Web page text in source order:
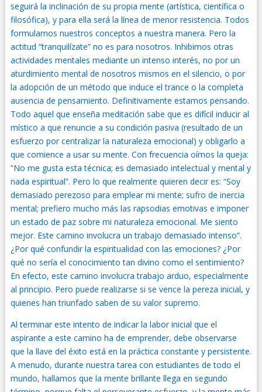
seguirá la inclinación de su propia mente (artística, científica o
filosófica), y para ella será la línea de menor resistencia. Todos
formulamos nuestros conceptos a nuestra manera. Pero la
actitud “tranquilízate” no es para nosotros. Inhibimos otras
actividades mentales mediante un intenso interés, no por un
aturdimiento mental de nosotros mismos en el silencio, o por
la adopción de un método que induce el trance o la completa
ausencia de pensamiento. Definitivamente estamos pensando.
Todo aquel que enseña meditación sabe que es difícil inducir al
místico a que renuncie a su condición pasiva (resultado de un
esfuerzo por centralizar la naturaleza emocional) y obligarlo a
que comience a usar su mente. Con frecuencia oímos la queja:
“No me gusta esta técnica; es demasiado intelectual y mental y
nada espiritual”. Pero lo que realmente quieren decir es: “Soy
demasiado perezoso para emplear mi mente; sufro de inercia
mental; prefiero mucho más las rapsodias emotivas e imponer
un estado de paz sobre mi naturaleza emocional. Me siento
mejor. Este camino involucra un trabajo demasiado intenso”.
¿Por qué confundir la espiritualidad con las emociones? ¿Por
qué no sería el conocimiento tan divino como el sentimiento?
En efecto, este camino involucra trabajo arduo, especialmente
al principio. Pero puede realizarse si se vence la pereza inicial, y
quienes han triunfado saben de su valor supremo.
Al terminar este intento de indicar la labor inicial que el
aspirante a este camino ha de emprender, debe observarse
que la llave del éxito está en la práctica constante y persistente.
A menudo, durante nuestra tarea con estudiantes de todo el
mundo, hallamos que la mente brillante llega en segundo